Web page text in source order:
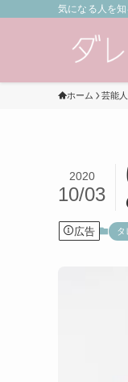
気になる人を
ホーム 芸能人
2020
10/03
広告 タ